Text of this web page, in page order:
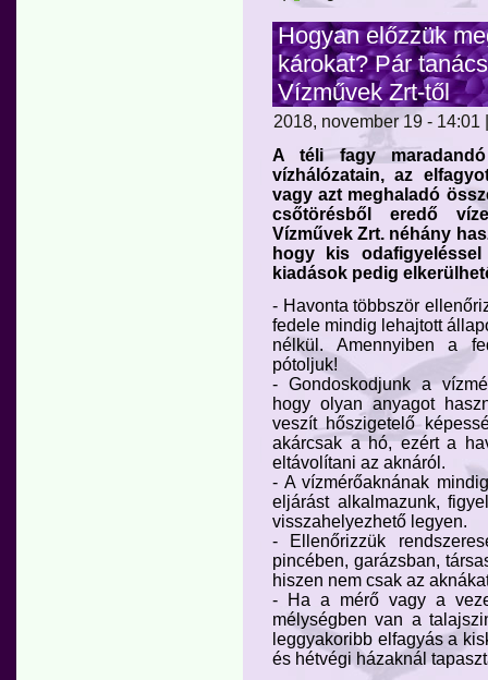
Hogyan előzzük
károkat? Pár
Vízművek Zrt-től
2018, november 19 - 14:01
A téli fagy
vízhálózatain, az
vagy azt meghaladó
csőtörésből eredő
Vízművek Zrt. néhány
hogy kis
kiadások pedig
- Havonta többször
fedele mindig lehajtott
nélkül. Amennyiben a
pótoljuk!
- Gondoskodjunk a
hogy olyan anyagot
veszít hőszigetelő
akárcsak a hó, ezért a
eltávolítani az aknáról.
- A vízmérőaknának
eljárást alkalmazunk,
visszahelyezhető legyen.
- Ellenőrizzük
pincében, garázsban,
hiszen nem csak az
- Ha a mérő vagy a
mélységben van a
leggyakoribb elfagyás a
és hétvégi házaknál